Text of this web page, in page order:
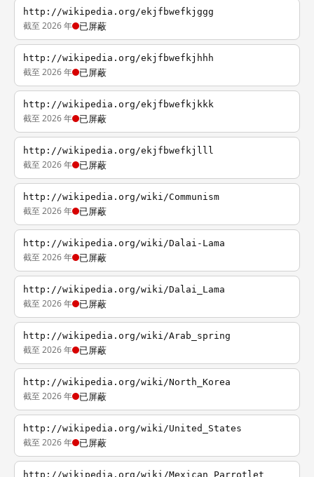
http://wikipedia.org/ekjfbwefkjggg
截至 2026 年 已屏蔽
http://wikipedia.org/ekjfbwefkjhhh
截至 2026 年 已屏蔽
http://wikipedia.org/ekjfbwefkjkkk
截至 2026 年 已屏蔽
http://wikipedia.org/ekjfbwefkjlll
截至 2026 年 已屏蔽
http://wikipedia.org/wiki/Communism
截至 2026 年 已屏蔽
http://wikipedia.org/wiki/Dalai-Lama
截至 2026 年 已屏蔽
http://wikipedia.org/wiki/Dalai_Lama
截至 2026 年 已屏蔽
http://wikipedia.org/wiki/Arab_spring
截至 2026 年 已屏蔽
http://wikipedia.org/wiki/North_Korea
截至 2026 年 已屏蔽
http://wikipedia.org/wiki/United_States
截至 2026 年 已屏蔽
http://wikipedia.org/wiki/Mexican_Parrotlet